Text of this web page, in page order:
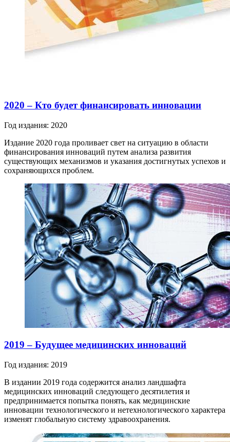
2020 – Кто будет финансировать инновации
Год издания: 2020
Издание 2020 года проливает свет на ситуацию в области
финансирования инноваций путем анализа развития
существующих механизмов и указания достигнутых успехов и
сохраняющихся проблем.
2019 – Будущее медицинских инноваций
Год издания: 2019
В издании 2019 года содержится анализ ландшафта
медицинских инноваций следующего десятилетия и
предпринимается попытка понять, как медицинские
инновации технологического и нетехнологического характера
изменят глобальную систему здравоохранения.